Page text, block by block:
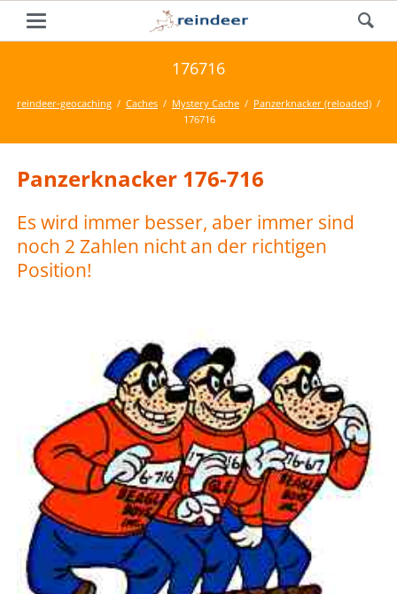
176716
reindeer-geocaching Caches Mystery Cache
Panzerknacker (reloaded)
176716
Panzerknacker 176-716
Es wird immer besser, aber immer sind
noch 2 Zahlen nicht an der richtigen
Position!